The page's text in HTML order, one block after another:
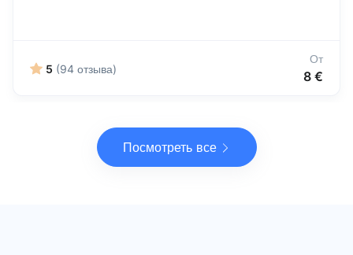
5 (94 отзыва)
От
8 €
Посмотреть все